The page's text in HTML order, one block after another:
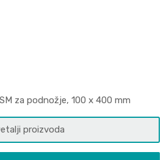
za podnožje, 100 x 400 mm
proizvoda